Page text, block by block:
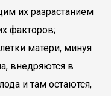
их разрастанием
факторов;
матери, минуя
внедряются в
и там остаются,